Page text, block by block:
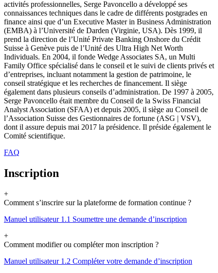
activités professionnelles, Serge Pavoncello a développé ses
connaissances techniques dans le cadre de différents postgrades en
finance ainsi que d’un Executive Master in Business Administration
(EMBA) à l’Université de Darden (Virginie, USA). Dès 1999, il
prend la direction de l’Unité Private Banking Onshore du Crédit
Suisse à Genève puis de l’Unité des Ultra High Net Worth
Individuals. En 2004, il fonde Wedge Associates SA, un Multi
Family Office spécialisé dans le conseil et le suivi de clients privés et
d’entreprises, incluant notamment la gestion de patrimoine, le
conseil stratégique et les recherches de financement. Il siège
également dans plusieurs conseils d’administration. De 1997 à 2005,
Serge Pavoncello était membre du Conseil de la Swiss Financial
Analyst Association (SFAA) et depuis 2005, il siège au Conseil de
l’Association Suisse des Gestionnaires de fortune (ASG | VSV),
dont il assure depuis mai 2017 la présidence. Il préside également le
Comité scientifique.
FAQ
Inscription
+
Comment s’inscrire sur la plateforme de formation continue ?
Manuel utilisateur 1.1 Soumettre une demande d’inscription
+
Comment modifier ou compléter mon inscription ?
Manuel utilisateur 1.2 Compléter votre demande d’inscription